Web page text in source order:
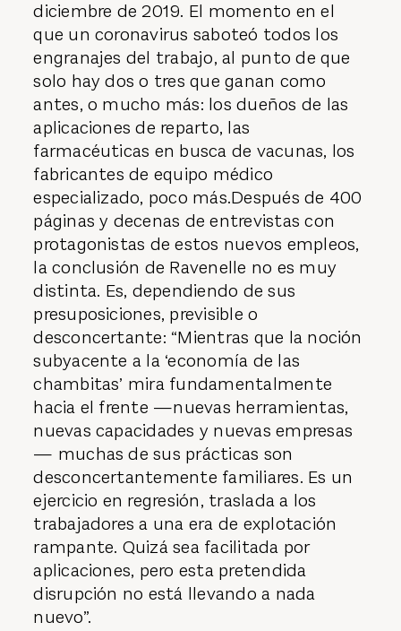
diciembre de 2019. El momento en el
que un coronavirus saboteó todos los
engranajes del trabajo, al punto de que
solo hay dos o tres que ganan como
antes, o mucho más: los dueños de las
aplicaciones de reparto, las
farmacéuticas en busca de vacunas, los
fabricantes de equipo médico
especializado, poco más.Después de 400
páginas y decenas de entrevistas con
protagonistas de estos nuevos empleos,
la conclusión de Ravenelle no es muy
distinta. Es, dependiendo de sus
presuposiciones, previsible o
desconcertante: “Mientras que la noción
subyacente a la ‘economía de las
chambitas’ mira fundamentalmente
hacia el frente —nuevas herramientas,
nuevas capacidades y nuevas empresas
— muchas de sus prácticas son
desconcertantemente familiares. Es un
ejercicio en regresión, traslada a los
trabajadores a una era de explotación
rampante. Quizá sea facilitada por
aplicaciones, pero esta pretendida
disrupción no está llevando a nada
nuevo”.